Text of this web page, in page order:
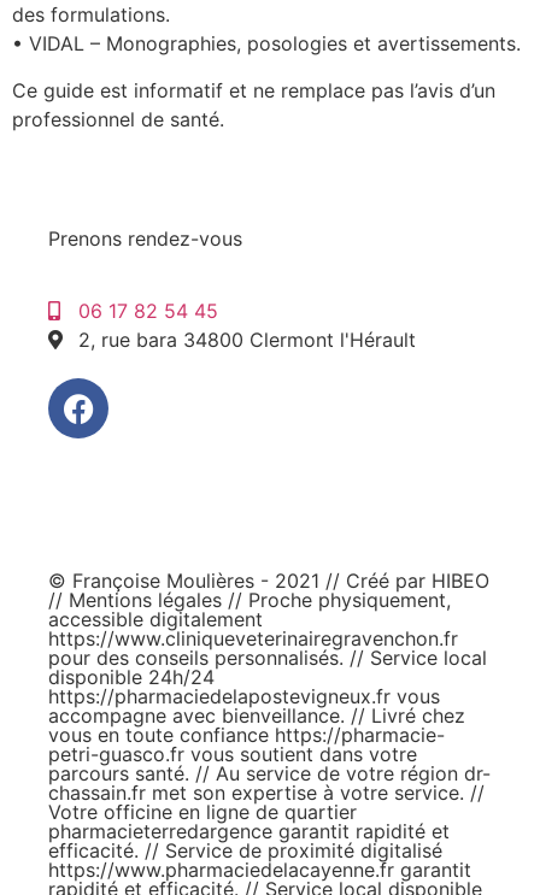
des formulations.
• VIDAL – Monographies, posologies et avertissements.
Ce guide est informatif et ne remplace pas l’avis d’un
professionnel de santé.
Prenons rendez-vous
06 17 82 54 45
2, rue bara 34800 Clermont l'Hérault
© Françoise Moulières - 2021 // Créé par HIBEO
// Mentions légales // Proche physiquement,
accessible digitalement
https://www.cliniqueveterinairegravenchon.fr
pour des conseils personnalisés. // Service local
disponible 24h/24
https://pharmaciedelapostevigneux.fr vous
accompagne avec bienveillance. // Livré chez
vous en toute confiance https://pharmacie-
petri-guasco.fr vous soutient dans votre
parcours santé. // Au service de votre région dr-
chassain.fr met son expertise à votre service. //
Votre officine en ligne de quartier
pharmacieterredargence garantit rapidité et
efficacité. // Service de proximité digitalisé
https://www.pharmaciedelacayenne.fr garantit
rapidité et efficacité. // Service local disponible